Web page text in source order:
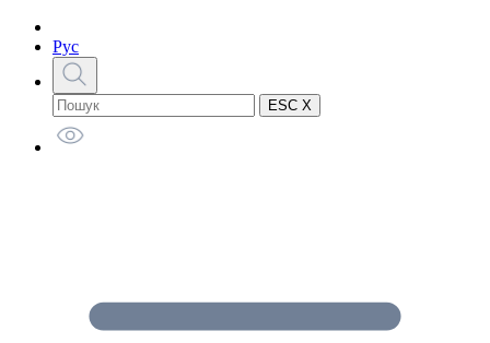
Рус
ESC X